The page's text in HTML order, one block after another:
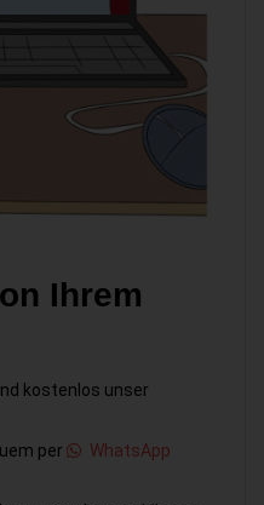
Ihrem
kostenlos unser
per
WhatsApp